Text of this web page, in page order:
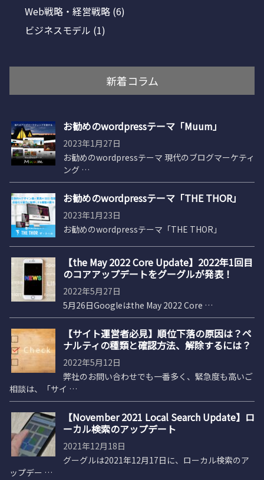
Web戦略・経営戦略 (6)
ビジネスモデル (1)
新着コラム
お勧めのwordpressテーマ「Muum」
2023年1月27日
お勧めのwordpressテーマ 現代のブログマーケティ
ング …
お勧めのwordpressテーマ「THE THOR」
2023年1月23日
お勧めのwordpressテーマ「THE THOR」
【the May 2022 Core Update】2022年1回目
のコアアップデートをグーグルが発表！
2022年5月27日
5月26日Googleはthe May 2022 Core …
【サイト運営者必見】順位下落の原因は？ペ
ナルティの種類と確認方法、解除するには？
2022年5月12日
弊社のお問い合わせでも一番多く、緊急度も高いご
相談は、「サイ …
【November 2021 Local Search Update】ロ
ーカル検索のアップデート
2021年12月18日
グーグルは2021年12月17日に、ローカル検索のア
ップデー …